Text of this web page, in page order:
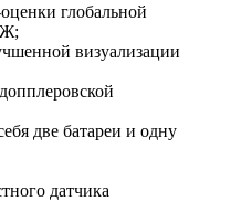
глобальной
визуализации
две батареи и одну
датчика